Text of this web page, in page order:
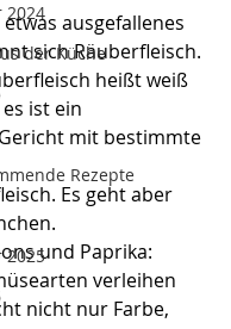
2024
der Küche
Rezepte
2025
ausgefallenes
sich Räuberfleisch.
heißt weiß
ist ein
mit bestimmte
Es geht aber
und Paprika:
verleihen
nicht nur Farbe,